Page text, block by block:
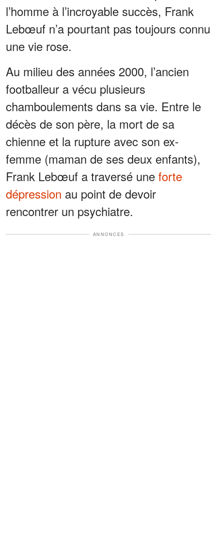
l’homme à l’incroyable succès, Frank
Lebœuf n’a pourtant pas toujours connu
une vie rose.
Au milieu des années 2000, l’ancien
footballeur a vécu plusieurs
chamboulements dans sa vie. Entre le
décès de son père, la mort de sa
chienne et la rupture avec son ex-
femme (maman de ses deux enfants),
Frank Lebœuf a traversé une forte
dépression au point de devoir
rencontrer un psychiatre.
ANNONCES